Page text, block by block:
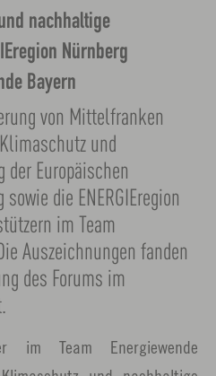
nachhaltige
Nürnberg
Bayern
von Mittelfranken
und
Europäischen
die ENERGIEregion
im Team
Auszeichnungen fanden
des Forums im
im Team Energiewende